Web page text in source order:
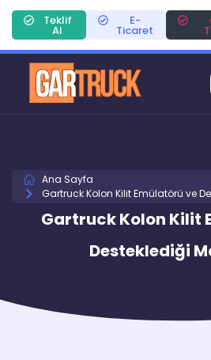
Teklif
Al
E-
Ticaret
Ana Sayfa
Gartruck Kolon Kilit Emülatörü ve
Gartruck Kolon Kilit
Desteklediği